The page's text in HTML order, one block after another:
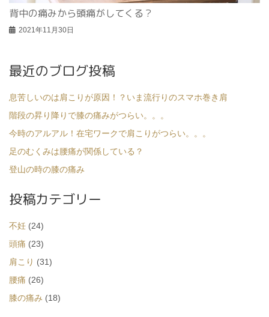
背中の痛みから頭痛がしてくる？
2021年11月30日
最近のブログ投稿
息苦しいのは肩こりが原因！？いま流行りのスマホ巻き肩
階段の昇り降りで膝の痛みがつらい。。。
今時のアルアル！在宅ワークで肩こりがつらい。。。
足のむくみは腰痛が関係している？
登山の時の膝の痛み
投稿カテゴリー
不妊 (24)
頭痛 (23)
肩こり (31)
腰痛 (26)
膝の痛み (18)